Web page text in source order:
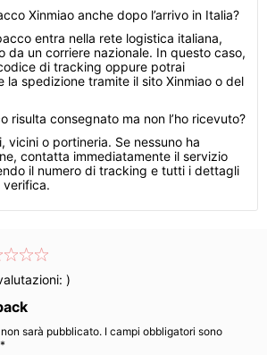
Xinmiao anche dopo l’arrivo in Italia?
entra nella rete logistica italiana,
da un corriere nazionale. In questo caso,
di tracking oppure potrai
la spedizione tramite il sito Xinmiao o del
risulta consegnato ma non l’ho ricevuto?
vicini o portineria. Se nessuno ha
contatta immediatamente il servizio
il numero di tracking e tutti i dettagli
verifica.
)
sarà pubblicato. I campi obbligatori sono